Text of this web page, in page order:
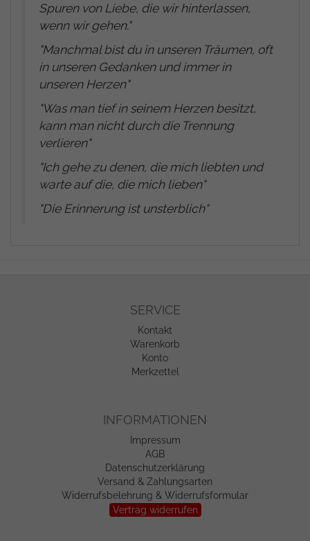
Spuren von Liebe, die wir hinterlassen,
wenn wir gehen."
"Manchmal bist du in unseren Träumen, oft
in unseren Gedanken und immer in
unseren Herzen"
"Was man tief in seinem Herzen besitzt,
kann man nicht durch die Trennung
verlieren"
"Ich gehe zu denen, die mich liebten und
warte auf die, die mich lieben"
"Die Erinnerung ist unsterblich"
SERVICE
Kontakt
Warenkorb
Konto
Merkzettel
INFORMATIONEN
Impressum
AGB
Datenschutzerklärung
Versand & Zahlungsarten
Widerrufsbelehrung & Widerrufsformular
Vertrag widerrufen